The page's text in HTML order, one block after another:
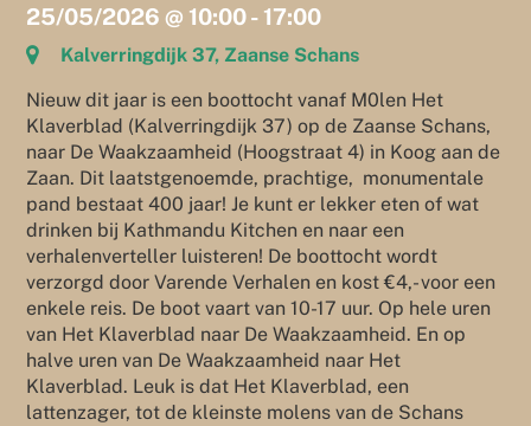
25/05/2026 @ 10:00- 17:00
Kalverringdijk 37, Zaanse Schans
Nieuw dit jaar is een boottocht vanaf M0len Het
Klaverblad (Kalverringdijk 37) op de Zaanse Schans,
naar De Waakzaamheid (Hoogstraat 4) in Koog aan de
Zaan. Dit laatstgenoemde, prachtige, monumentale
pand bestaat 400 jaar! Je kunt er lekker eten of wat
drinken bij Kathmandu Kitchen en naar een
verhalenverteller luisteren! De boottocht wordt
verzorgd door Varende Verhalen en kost €4,- voor een
enkele reis. De boot vaart van 10-17 uur. Op hele uren
van Het Klaverblad naar De Waakzaamheid. En op
halve uren van De Waakzaamheid naar Het
Klaverblad. Leuk is dat Het Klaverblad, een
lattenzager, tot de kleinste molens van de Schans